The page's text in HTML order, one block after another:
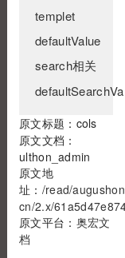
templet
defaultValue
search相关
原文标题：cols
原文文档：
ulthon_admin
原文地
址： /read/
cn/2.x/
原文平台： 奥宏文
档